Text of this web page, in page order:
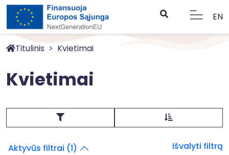
EN
Titulinis Kvietimai
Kvietimai
Aktyvūs filtrai (1) Išvalyti filtrą